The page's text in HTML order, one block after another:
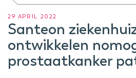
29 APRIL 2022
Santeon
ontwikkelen
prostaatkanker